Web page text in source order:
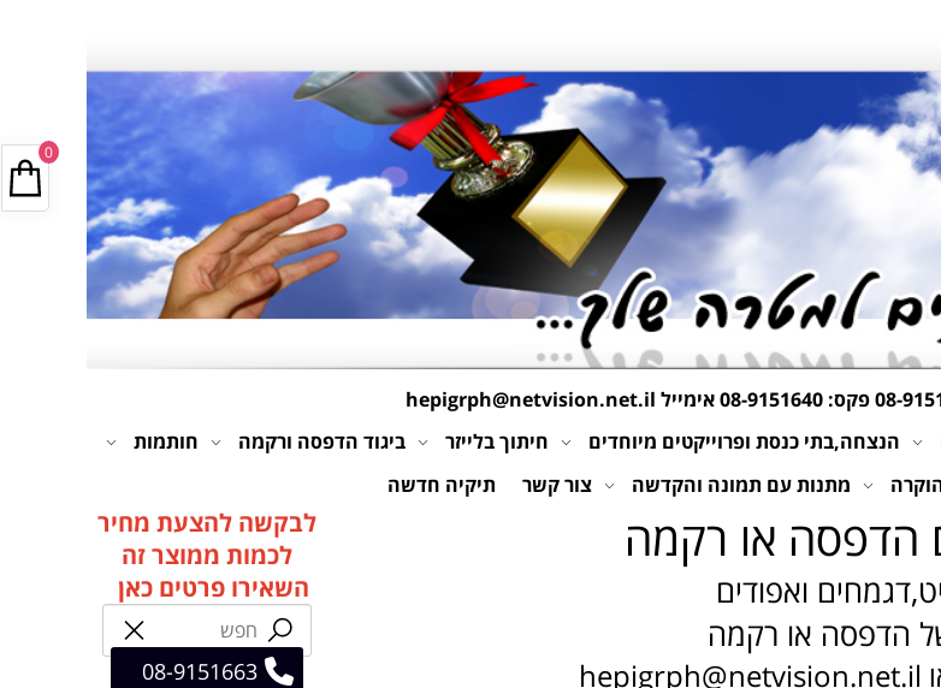
08-פקס: 08-9151640 אימייל
hepigrph@netvision.net.il
הנצחה,בתי כנסת ופרוייקטים מיוחדים חיתוך בלייזר ביגוד הדפסה ורקמה
חותמות
מתנות עם תמונה והקדשה צור קשר תיקיה חדשה
הדפסה או רקמה
ואפודים
הדפסה או רקמה
0
לבקשה להצעת מחיר
לכמות ממוצר זה
השאירו פרטים כאן
08-9151663